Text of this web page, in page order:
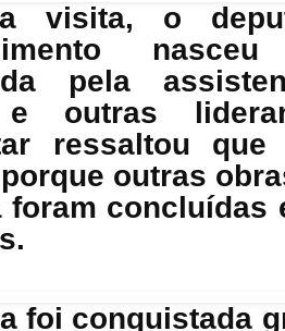
visita, o
pela
e outras
ressaltou
outras
foram concluídas
foi conquistada